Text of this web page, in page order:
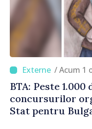
/ Acum 1
BTA: Peste
concursurilor
Stat pentru